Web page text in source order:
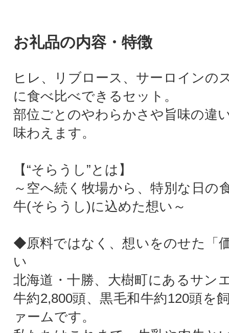
お礼品の内容・特徴
ヒレ、リブロース、サーロインの
に食べ比べできるセット。
部位ごとのやわらかさや旨味の違
味わえます。
【“そらうし”とは】
～空へ続く牧場から、特別な日の
牛(そらうし)に込めた想い～
◆原料ではなく、想いをのせた「
い
北海道・十勝、大樹町にあるサン
牛約2,800頭、黒毛和牛約120頭を
ァームです。